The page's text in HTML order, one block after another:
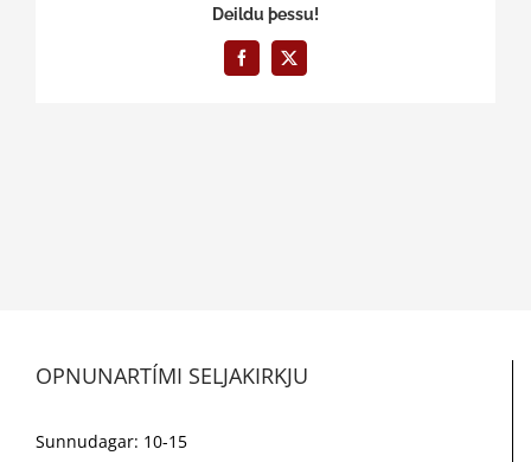
Deildu þessu!
Facebook
X
OPNUNARTÍMI SELJAKIRKJU
Sunnudagar: 10-15